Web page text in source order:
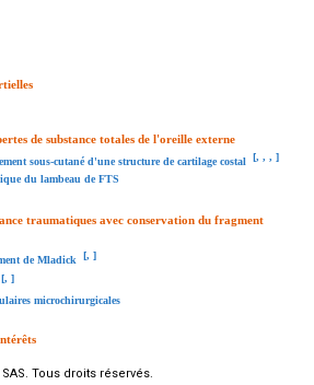
de substance totales de l'oreille externe
sous-cutané d'une structure de cartilage costal [, , , ]
du lambeau de FTS
traumatiques avec conservation du fragment
de Mladick [, ]
[, ]
microchirurgicales
Tous droits réservés.